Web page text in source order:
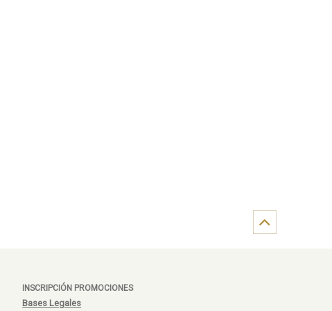
INSCRIPCIÓN PROMOCIONES
Bases Legales